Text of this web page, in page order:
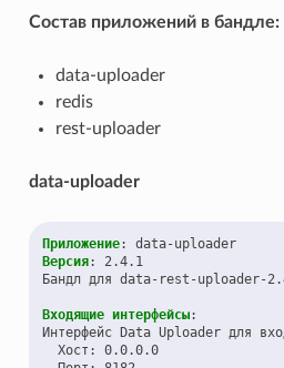
Состав приложений в бандле:
data-uploader
redis
rest-uploader
data-uploader
Приложение:
data-uploader
Версия:
2.4.1
Бандл для data-rest-uploader-
Входящие интерфейсы:
Интерфейс Data Uploader для
Хост :
0.0.0.0